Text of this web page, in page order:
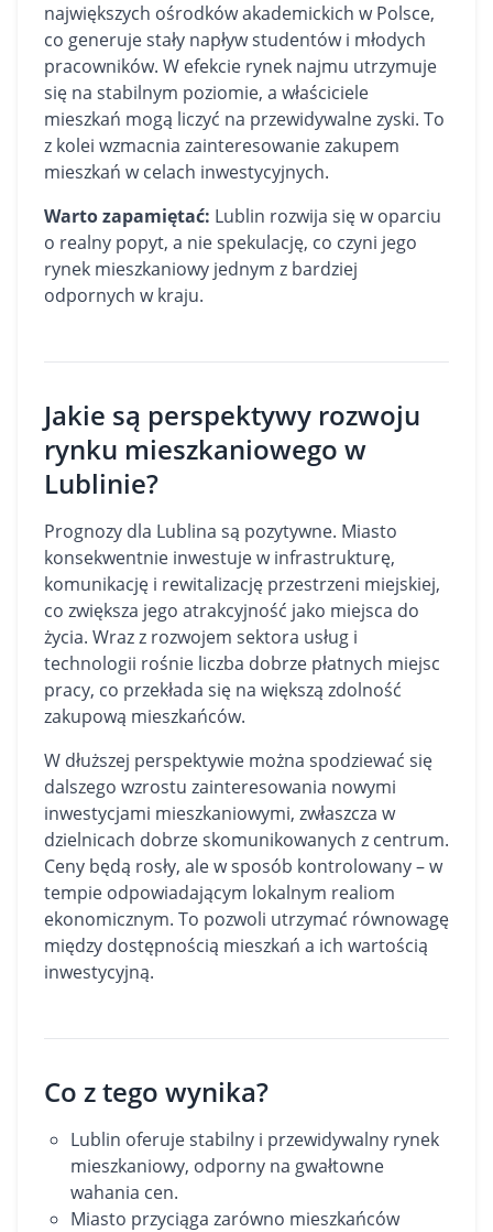
największych ośrodków akademickich w Polsce,
co generuje stały napływ studentów i młodych
pracowników. W efekcie rynek najmu utrzymuje
się na stabilnym poziomie, a właściciele
mieszkań mogą liczyć na przewidywalne zyski. To
z kolei wzmacnia zainteresowanie zakupem
mieszkań w celach inwestycyjnych.
Warto zapamiętać: Lublin rozwija się w oparciu
o realny popyt, a nie spekulację, co czyni jego
rynek mieszkaniowy jednym z bardziej
odpornych w kraju.
Jakie są perspektywy rozwoju
rynku mieszkaniowego w
Lublinie?
Prognozy dla Lublina są pozytywne. Miasto
konsekwentnie inwestuje w infrastrukturę,
komunikację i rewitalizację przestrzeni miejskiej,
co zwiększa jego atrakcyjność jako miejsca do
życia. Wraz z rozwojem sektora usług i
technologii rośnie liczba dobrze płatnych miejsc
pracy, co przekłada się na większą zdolność
zakupową mieszkańców.
W dłuższej perspektywie można spodziewać się
dalszego wzrostu zainteresowania nowymi
inwestycjami mieszkaniowymi, zwłaszcza w
dzielnicach dobrze skomunikowanych z centrum.
Ceny będą rosły, ale w sposób kontrolowany – w
tempie odpowiadającym lokalnym realiom
ekonomicznym. To pozwoli utrzymać równowagę
między dostępnością mieszkań a ich wartością
inwestycyjną.
Co z tego wynika?
Lublin oferuje stabilny i przewidywalny rynek
mieszkaniowy, odporny na gwałtowne
wahania cen.
Miasto przyciąga zarówno mieszkańców